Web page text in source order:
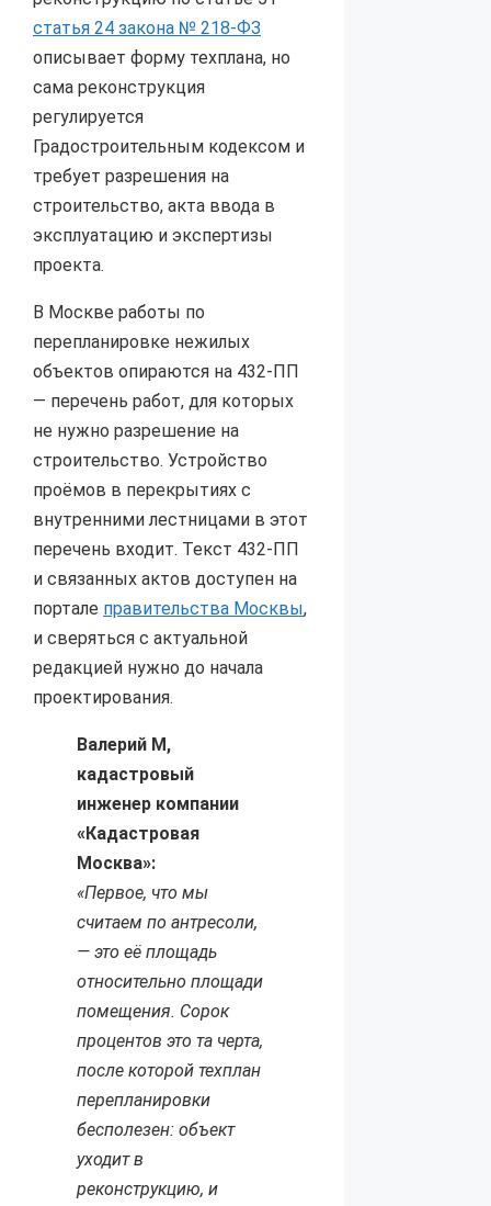
статья 24 закона № 218-ФЗ
описывает форму техплана, но
сама реконструкция
регулируется
Градостроительным кодексом и
требует разрешения на
строительство, акта ввода в
эксплуатацию и экспертизы
проекта.
В Москве работы по
перепланировке нежилых
объектов опираются на 432-ПП
— перечень работ, для которых
не нужно разрешение на
строительство. Устройство
проёмов в перекрытиях с
внутренними лестницами в этот
перечень входит. Текст 432-ПП
и связанных актов доступен на
портале правительства Москвы,
и сверяться с актуальной
редакцией нужно до начала
проектирования.
Валерий М,
кадастровый
инженер компании
«Кадастровая
Москва»:
«Первое, что мы
считаем по антресоли,
— это её площадь
относительно площади
помещения. Сорок
процентов это та черта,
после которой техплан
перепланировки
бесполезен: объект
уходит в
реконструкцию, и